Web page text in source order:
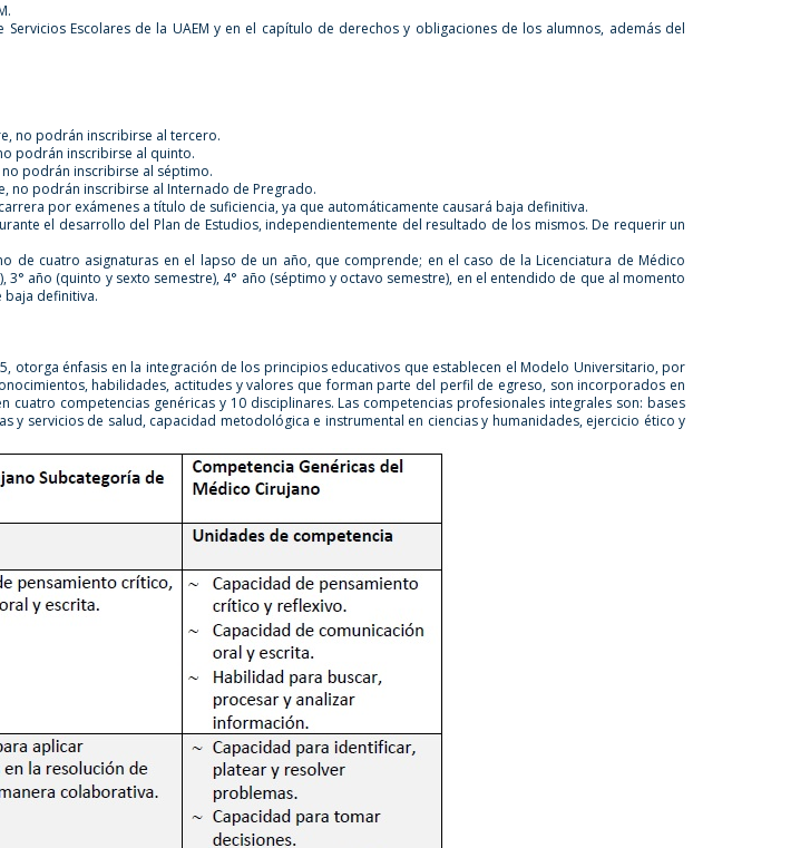
Escolares de la UAEM y en el capítulo de derechos y obligaciones de los alumnos, además del
no podrán inscribirse al tercero.
podrán inscribirse al quinto.
podrán inscribirse al séptimo.
no podrán inscribirse al Internado de Pregrado.
por exámenes a título de suficiencia, ya que automáticamente causará baja definitiva.
el desarrollo del Plan de Estudios, independientemente del resultado de los mismos. De requerir un
cuatro asignaturas en el lapso de un año, que comprende; en el caso de la Licenciatura de Médico
año (quinto y sexto semestre), 4° año (séptimo y octavo semestre), en el entendido de que al momento
baja definitiva.
otorga énfasis en la integración de los principios educativos que establecen el Modelo Universitario, por
habilidades, actitudes y valores que forman parte del perfil de egreso, son incorporados en
competencias genéricas y 10 disciplinares. Las competencias profesionales integrales son: bases
y servicios de salud, capacidad metodológica e instrumental en ciencias y humanidades, ejercicio ético y